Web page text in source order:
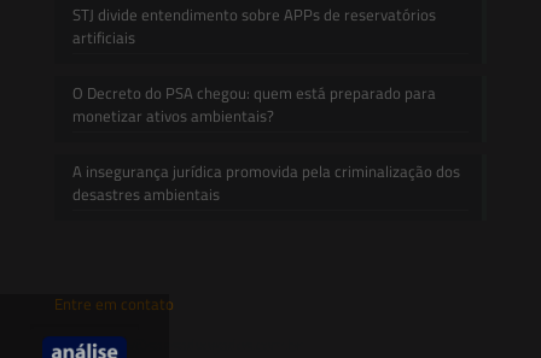
STJ divide entendimento sobre APPs de reservatórios
artificiais
O Decreto do PSA chegou: quem está preparado para
monetizar ativos ambientais?
A insegurança jurídica promovida pela criminalização dos
desastres ambientais
Entre em contato
contato@saesadvogados.com.br